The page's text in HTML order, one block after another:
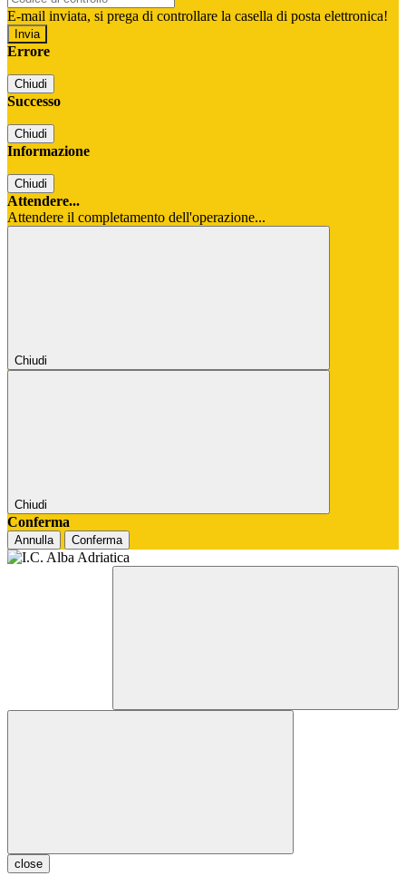
E-mail inviata, si prega di controllare la casella di posta elettronica!
Errore
Chiudi
Successo
Chiudi
Informazione
Chiudi
Attendere...
Attendere il completamento dell'operazione...
Chiudi
Chiudi
Conferma
Annulla Conferma
close